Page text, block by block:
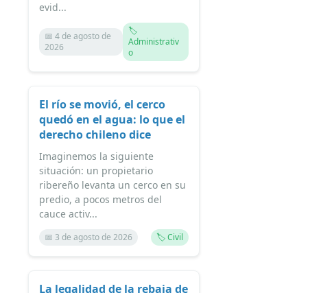
evid...
📅 4 de agosto de
2026
🏷️
Administrativ
o
El río se movió, el cerco
quedó en el agua: lo que el
derecho chileno dice
Imaginemos la siguiente
situación: un propietario
ribereño levanta un cerco en su
predio, a pocos metros del
cauce activ...
📅 3 de agosto de 2026 🏷️ Civil
La legalidad de la rebaja de